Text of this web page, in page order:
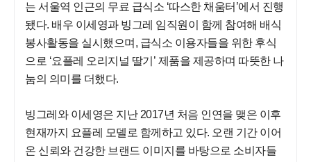
는 서울역 인근의 무료 급식소 ‘따스한 채움터’에서 진행
됐다. 배우 이세영과 빙그레 임직원이 함께 참여해 배식
봉사활동을 실시했으며, 급식소 이용자들을 위한 후식
으로 ‘요플레 오리지널 딸기’ 제품을 제공하며 따뜻한 나
눔의 의미를 더했다.
빙그레와 이세영은 지난 2017년 처음 인연을 맺은 이후
현재까지 요플레 모델로 함께하고 있다. 오랜 기간 이어
온 신뢰와 건강한 브랜드 이미지를 바탕으로 소비자들